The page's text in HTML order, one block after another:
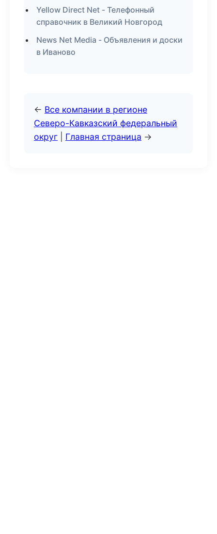
Yellow Direct Net - Телефонный
справочник в Великий Новгород
News Net Media - Объявления и доски
в Иваново
← Все компании в регионе
Северо-Кавказский федеральный
округ
Главная страница →